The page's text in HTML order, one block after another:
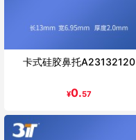
卡式硅胶鼻托A23132120
¥0.57